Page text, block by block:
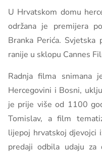
U Hrvatskom domu
održana je premijera
Branka Perića. Svjetska
ranije u sklopu Cannes
Radnja filma snimana
Hercegovini i Bosni,
je prije više od 1100
Tomislav, a film
lijepoj hrvatskoj djevojci
predaji odbila udaju za